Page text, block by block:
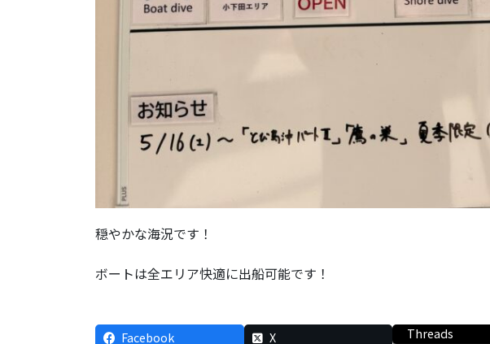
穏やかな海況です！
ボートは全エリア快適に出船可能です！
Facebook X Threads